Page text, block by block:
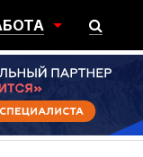
РАБОТЫ
ВАКАНСИЮ